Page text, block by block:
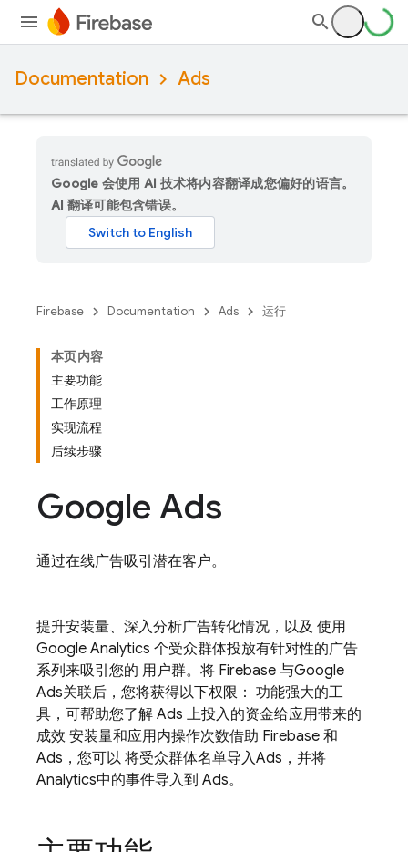
Documentation Ads
Google 会使用 AI 技术将内容翻译成您偏好的语言。
AI 翻译可能包含错误。
Firebase Documentation Ads 运行
本页内容
主要功能
工作原理
实现流程
后续步骤
Google Ads
通过在线广告吸引潜在客户。
提升安装量、深入分析广告转化情况，以及 使用
Google Analytics 个受众群体投放有针对性的广告
系列来吸引您的 用户群。将 Firebase 与Google
Ads关联后，您将获得以下权限： 功能强大的工
具，可帮助您了解 Ads 上投入的资金给应用带来的
成效 安装量和应用内操作次数借助 Firebase 和
Ads ，您可以 将受众群体名单导入Ads ，并将
Analytics中的事件导入到 Ads。